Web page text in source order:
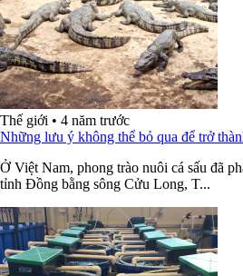
Thế giới • 4 năm trước
Những lưu ý không thể bỏ qua để trở
Ở Việt Nam, phong trào nuôi cá sấu đã
tỉnh Đồng bằng sông Cửu Long, T...